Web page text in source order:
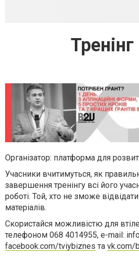
Організатор: платформа для
Учасники вчитимуться, як
завершення тренінгу всі його
роботі. Той, хто не зможе
матеріалів.
Скористайся можливістю для
телефоном 068 4014955, e-mail:
facebook.com/tviybiznes та vk.com/